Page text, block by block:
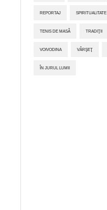
REPORTAJ SPIRITUALITATE
TENIS DE MASĂ TRADIŢII
VOIVODINA VÂRŞEŢ
ÎN JURUL LUMII